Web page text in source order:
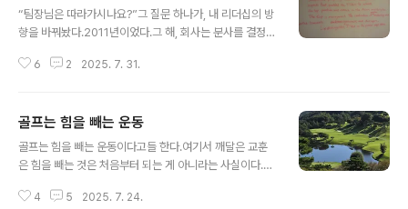
이다.리더십에서도 똑같다.많은 리더들이 ‘무엇을 말할
까’에만 집중한다.하지만 구성원은 ‘어떻게 말했는가’를 먼
지.이 모든 게 말보다 먼저 메시지를 전달한다.드라마 에서
“팀장님은 따라가시나요?”그 질문 하나가, 내 리더십의 방
향을 바꿔놨다.2011년이었다.그 해, 회사는 분사를 결정했
장 자회사로 독립한다는 발표.명분은 그럴싸했다. ‘정체된
업 소속인 거야?”“대출 받을 때 신용등급도 달라진다던
데?”“결혼정보회사 등급이 두 단계 떨어졌대…”웃어넘길
수 없는 루머들이, 어느새 모두의 표정이 되어 있었다.그때
전적(轉籍) 동의서 받아와.”현장은 혼란스러웠다.노조는
6 2 2025. 7. 31.
골프는 힘을 빼는 운동
골프는 힘을 빼는 운동이다고들 한다.여기서 깨달은 교훈
은 힘을 빼는 것은 처음부터 되는 게 아니라는 사실이다.
보자가 갑자기 힘을 뺄 수는 없다'는 것.경지에 오른 사람이
4 5 2025. 7. 24.